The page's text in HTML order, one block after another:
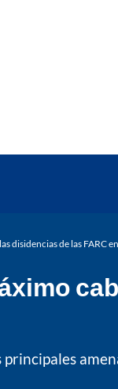
disidencias de las FARC